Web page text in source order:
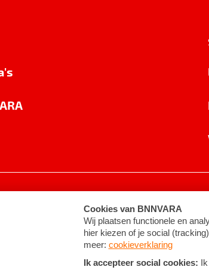
instellingen Algemene